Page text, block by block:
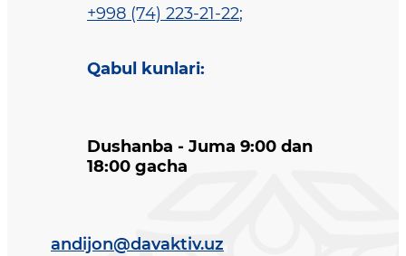
+998 (74) 223-21-22;
Qabul kunlari:
Dushanba - Juma 9:00 dan
18:00 gacha
andijon@davaktiv.uz